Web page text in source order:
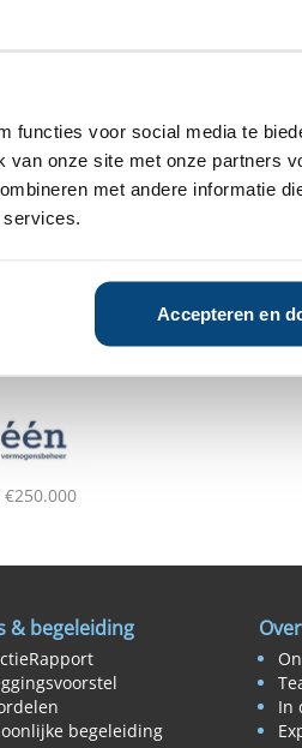
functies voor social media te
van onze site met onze partners
met andere informatie
Accepteren en
€250.000
& begeleiding
begeleiding
In